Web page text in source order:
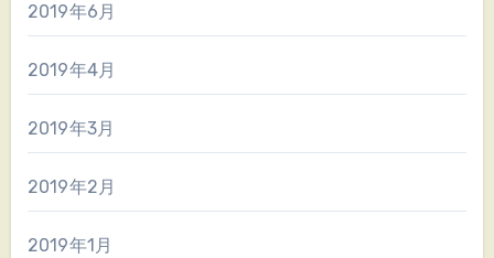
2019年6月
2019年4月
2019年3月
2019年2月
2019年1月